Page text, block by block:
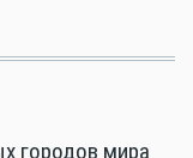
городов мира